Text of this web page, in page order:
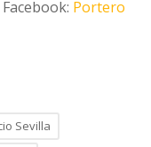
Portero
Sevilla